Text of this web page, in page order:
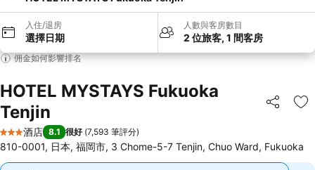
入住/退房
選擇日期
人數與客房數目
2 位旅客, 1 間客房
佣金如何影響排名
HOTEL MYSTAYS Fukuoka
Tenjin
分享 放
3 星級
酒店 8.1 很好 (7,593 筆評分)
810-0001, 日本, 福岡市, 3 Chome-5-7 Tenjin, Chuo Ward, Fukuoka